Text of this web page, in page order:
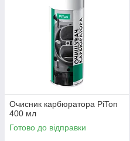
Очисник карбюратора PiTon
400 мл
Готово до відправки